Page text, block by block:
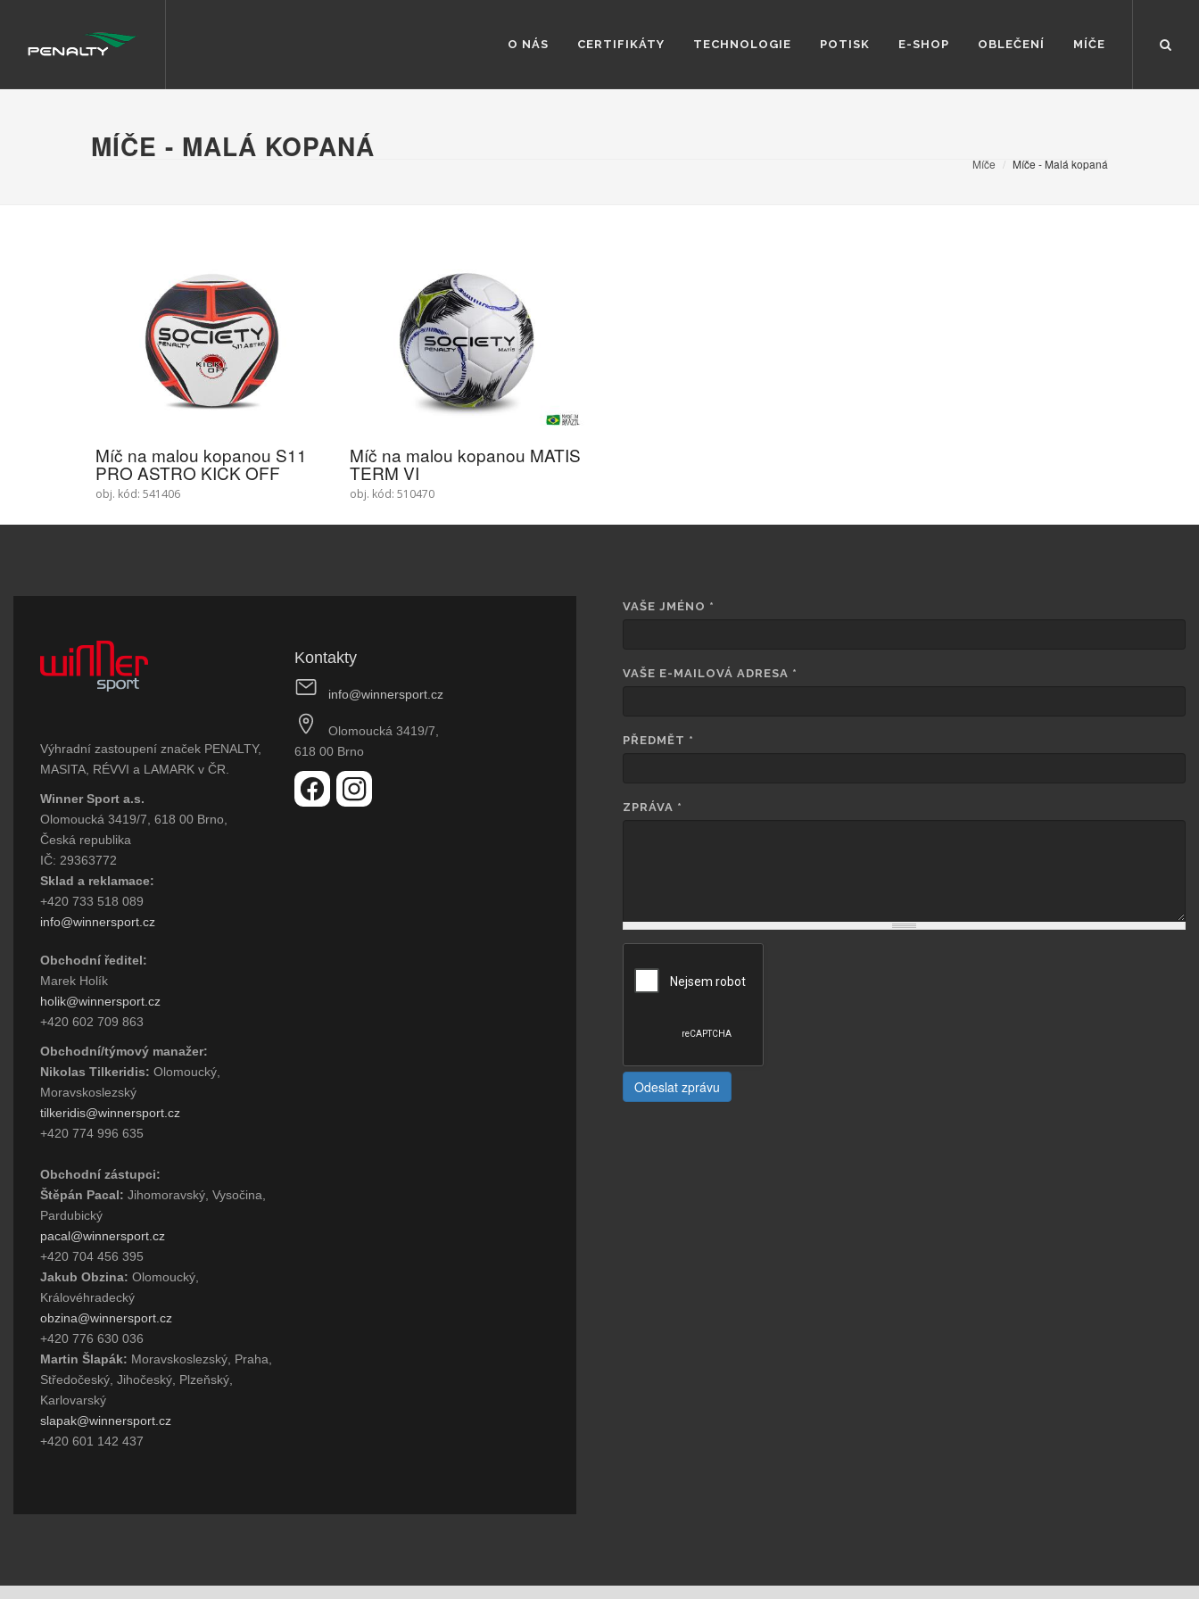
O NÁS CERTIFIKÁTY TECHNOLOGIE POTISK E-SHOP OBLEČENÍ MÍČE
MÍČE - MALÁ KOPANÁ Míče Míče - Malá kopaná
Míč na malou kopanou S11
PRO ASTRO KICK OFF
obj. kód: 541406
Míč na malou kopanou MATIS
TERM VI
obj. kód: 510470
Výhradní zastoupení značek PENALTY,
MASITA, RÉVVI a LAMARK v ČR.
Winner Sport a.s.
Olomoucká 3419/7, 618 00 Brno,
Česká republika
IČ: 29363772
Sklad a reklamace:
+420 733 518 089
info@winnersport.cz
Obchodní ředitel:
Marek Holík
holik@winnersport.cz
+420 602 709 863
Obchodní/týmový manažer:
Nikolas Tilkeridis: Olomoucký,
Moravskoslezský
tilkeridis@winnersport.cz
+420 774 996 635
Obchodní zástupci:
Štěpán Pacal: Jihomoravský, Vysočina,
Pardubický
pacal@winnersport.cz
+420 704 456 395
Jakub Obzina: Olomoucký,
Královéhradecký
obzina@winnersport.cz
+420 776 630 036
Martin Šlapák: Moravskoslezský, Praha,
Středočeský, Jihočeský, Plzeňský,
Karlovarský
slapak@winnersport.cz
+420 601 142 437
Kontakty
info@winnersport.cz
Olomoucká 3419/7,
618 00 Brno
VAŠE JMÉNO *
VAŠE E-MAILOVÁ ADRESA *
PŘEDMĚT *
ZPRÁVA *
Odeslat zprávu